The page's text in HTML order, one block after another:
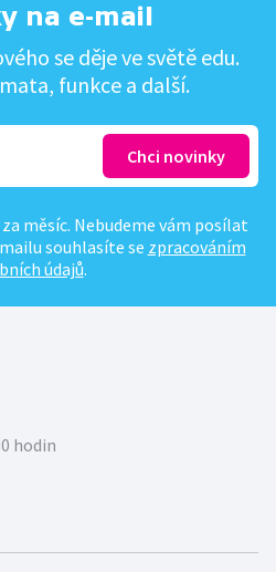
na e-mail
se děje ve světě edu.
funkce a další.
měsíc. Nebudeme vám posílat
souhlasíte se zpracováním
údajů.